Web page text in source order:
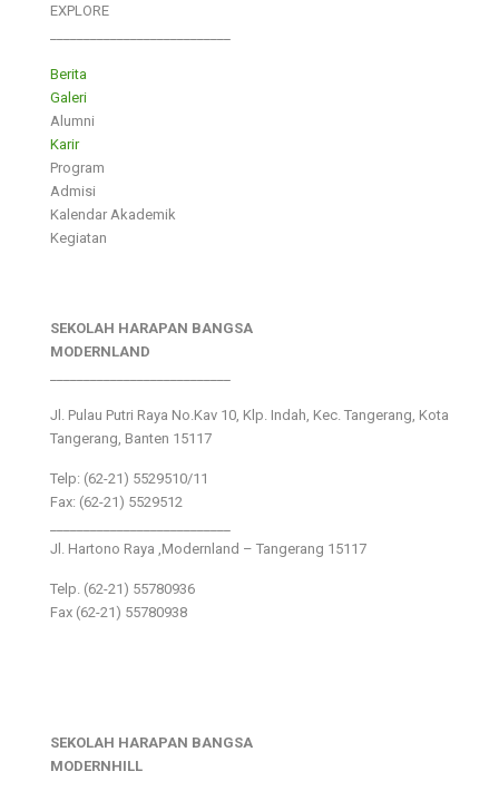
EXPLORE
Berita
Galeri
Alumni
Karir
Program
Admisi
Kalendar Akademik
Kegiatan
SEKOLAH HARAPAN BANGSA
MODERNLAND
Jl. Pulau Putri Raya No.Kav 10, Klp. Indah, Kec. Tangerang, Kota
Tangerang, Banten 15117
Telp: (62-21) 5529510/11
Fax: (62-21) 5529512
Jl. Hartono Raya ,Modernland – Tangerang 15117
Telp. (62-21) 55780936
Fax (62-21) 55780938
SEKOLAH HARAPAN BANGSA
MODERNHILL